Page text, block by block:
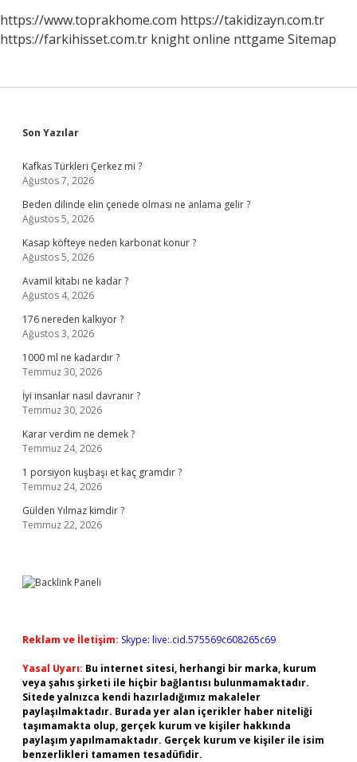
https://www.toprakhome.com https://takidizayn.com.tr
https://farkihisset.com.tr knight online nttgame Sitemap
Sidebar
Son Yazılar
Kafkas Türkleri Çerkez mi ?
Ağustos 7, 2026
Beden dilinde elin çenede olması ne anlama gelir ?
Ağustos 5, 2026
Kasap köfteye neden karbonat konur ?
Ağustos 5, 2026
Avamil kitabı ne kadar ?
Ağustos 4, 2026
176 nereden kalkıyor ?
Ağustos 3, 2026
1000 ml ne kadardır ?
Temmuz 30, 2026
İyi insanlar nasıl davranır ?
Temmuz 30, 2026
Karar verdim ne demek ?
Temmuz 24, 2026
1 porsiyon kuşbaşı et kaç gramdır ?
Temmuz 24, 2026
Gülden Yılmaz kimdir ?
Temmuz 22, 2026
Reklam ve İletişim: Skype: live:.cid.575569c608265c69
Yasal Uyarı: Bu internet sitesi, herhangi bir marka, kurum
veya şahıs şirketi ile hiçbir bağlantısı bulunmamaktadır.
Sitede yalnızca kendi hazırladığımız makaleler
paylaşılmaktadır. Burada yer alan içerikler haber niteliği
taşımamakta olup, gerçek kurum ve kişiler hakkında
paylaşım yapılmamaktadır. Gerçek kurum ve kişiler ile isim
benzerlikleri tamamen tesadüfidir.